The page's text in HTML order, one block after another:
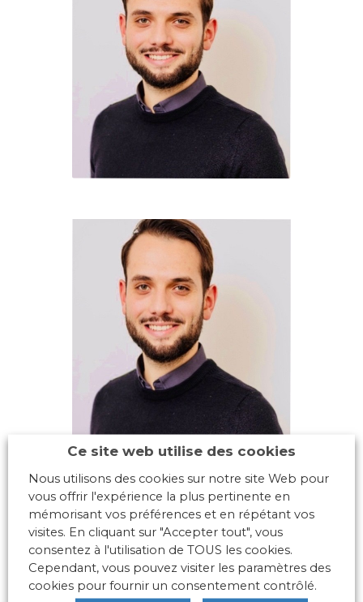
Ce site web utilise des cookies
Nous utilisons des cookies sur notre site Web pour
vous offrir l'expérience la plus pertinente en
mémorisant vos préférences et en répétant vos
visites. En cliquant sur "Accepter tout", vous
consentez à l'utilisation de TOUS les cookies.
Cependant, vous pouvez visiter les paramètres des
cookies pour fournir un consentement contrôlé.